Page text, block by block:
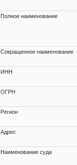
Полное наименование
Сокращенное наименование
ИНН
ОГРН
Регион
Адрес
Наименование суда